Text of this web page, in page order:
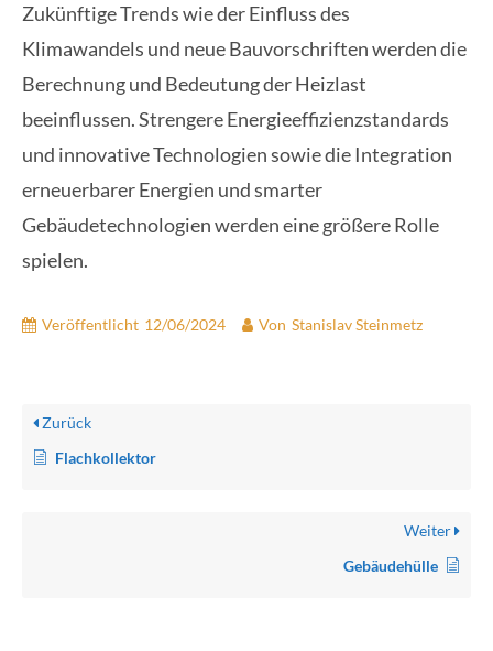
Zukünftige Trends wie der Einfluss des
Klimawandels und neue Bauvorschriften werden die
Berechnung und Bedeutung der Heizlast
beeinflussen. Strengere Energieeffizienzstandards
und innovative Technologien sowie die Integration
erneuerbarer Energien und smarter
Gebäudetechnologien werden eine größere Rolle
spielen.
Veröffentlicht 12/06/2024 Von Stanislav Steinmetz
Zurück
Flachkollektor
Weiter
Gebäudehülle